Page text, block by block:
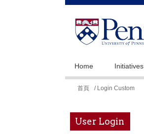
Home Initiatives
您
這
裡
首頁 / Login Custom
User Login